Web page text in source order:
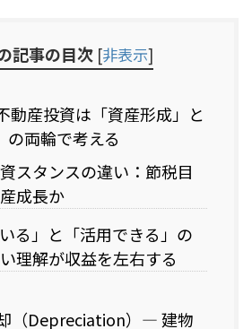
記事の目次 [非表示]
動産投資は「資産形成」と
の両輪で考える
スタンスの違い：節税目
成長か
いる」と「活用できる」の
理解が収益を左右する
（Depreciation）— 建物